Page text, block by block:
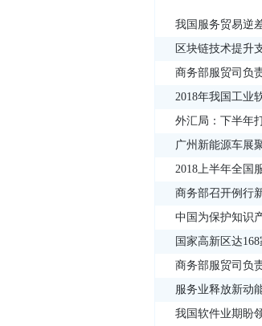
我国服务贸易逆
区块链技术提升
商务部服贸司负
2018年我国工业
外汇局：下半年
广州新能源车展
2018上半年全国
商务部召开例行
中国为保护知识
国家高新区达
商务部服贸司负
服务业释放新动
我国软件业期盼